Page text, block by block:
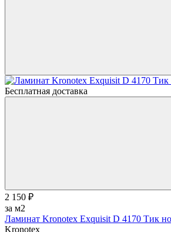
Бесплатная доставка
2 150 ₽
за м2
Ламинат Kronotex Exquisit D 4170 Тик
Kronotex